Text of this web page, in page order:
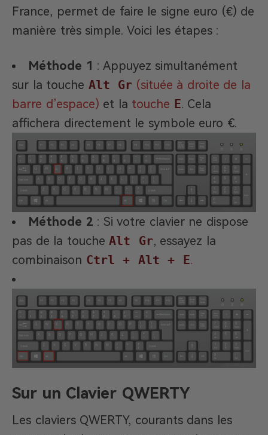
France, permet de faire le signe euro (€) de
manière très simple. Voici les étapes :
Méthode 1 : Appuyez simultanément
sur la touche Alt Gr (située à droite de la
barre d’espace) et la touche E. Cela
affichera directement le symbole euro €.
Méthode 2 : Si votre clavier ne dispose
pas de la touche Alt Gr, essayez la
combinaison Ctrl + Alt + E.
Sur un Clavier QWERTY
Les claviers QWERTY, courants dans les